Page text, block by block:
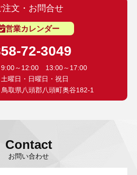
注文・お問合せ
営業カレンダー
72-3049
～12:00 13:00～17:00
日・日曜日・祝日
取県八頭郡八頭町奥谷182-1
Contact
お問い合わせ